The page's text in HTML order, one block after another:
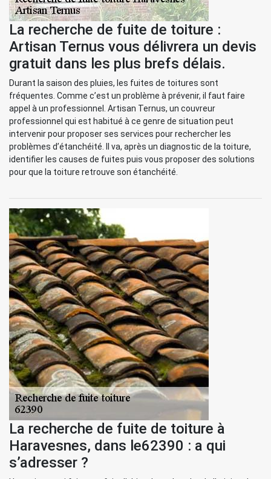
La recherche de fuite de toiture :
Artisan Ternus vous délivrera un devis
gratuit dans les plus brefs délais.
Durant la saison des pluies, les fuites de toitures sont
fréquentes. Comme c’est un problème à prévenir, il faut faire
appel à un professionnel. Artisan Ternus, un couvreur
professionnel qui est habitué à ce genre de situation peut
intervenir pour proposer ses services pour rechercher les
problèmes d’étanchéité. Il va, après un diagnostic de la toiture,
identifier les causes de fuites puis vous proposer des solutions
pour que la toiture retrouve son étanchéité.
La recherche de fuite de toiture à
Haravesnes, dans le62390 : a qui
s’adresser ?